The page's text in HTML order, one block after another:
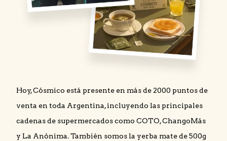
Hoy, Cósmico está presente en más de 2000 puntos de
venta en toda Argentina, incluyendo las principales
cadenas de supermercados como COTO, ChangoMás
y La Anónima. También somos la yerba mate de 500g